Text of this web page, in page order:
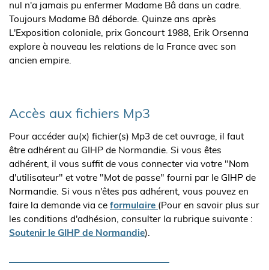
nul n'a jamais pu enfermer Madame Bâ dans un cadre.
Toujours Madame Bâ déborde. Quinze ans après
L'Exposition coloniale, prix Goncourt 1988, Erik Orsenna
explore à nouveau les relations de la France avec son
ancien empire.
Accès aux fichiers Mp3
Pour accéder au(x) fichier(s) Mp3 de cet ouvrage, il faut
être adhérent au GIHP de Normandie. Si vous êtes
adhérent, il vous suffit de vous connecter via votre "Nom
d'utilisateur" et votre "Mot de passe" fourni par le GIHP de
Normandie. Si vous n'êtes pas adhérent, vous pouvez en
faire la demande via ce formulaire (Pour en savoir plus sur
les conditions d'adhésion, consulter la rubrique suivante :
Soutenir le GIHP de Normandie).